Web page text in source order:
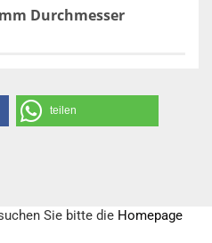
Durchmesser
teilen
Sie bitte die Homepage